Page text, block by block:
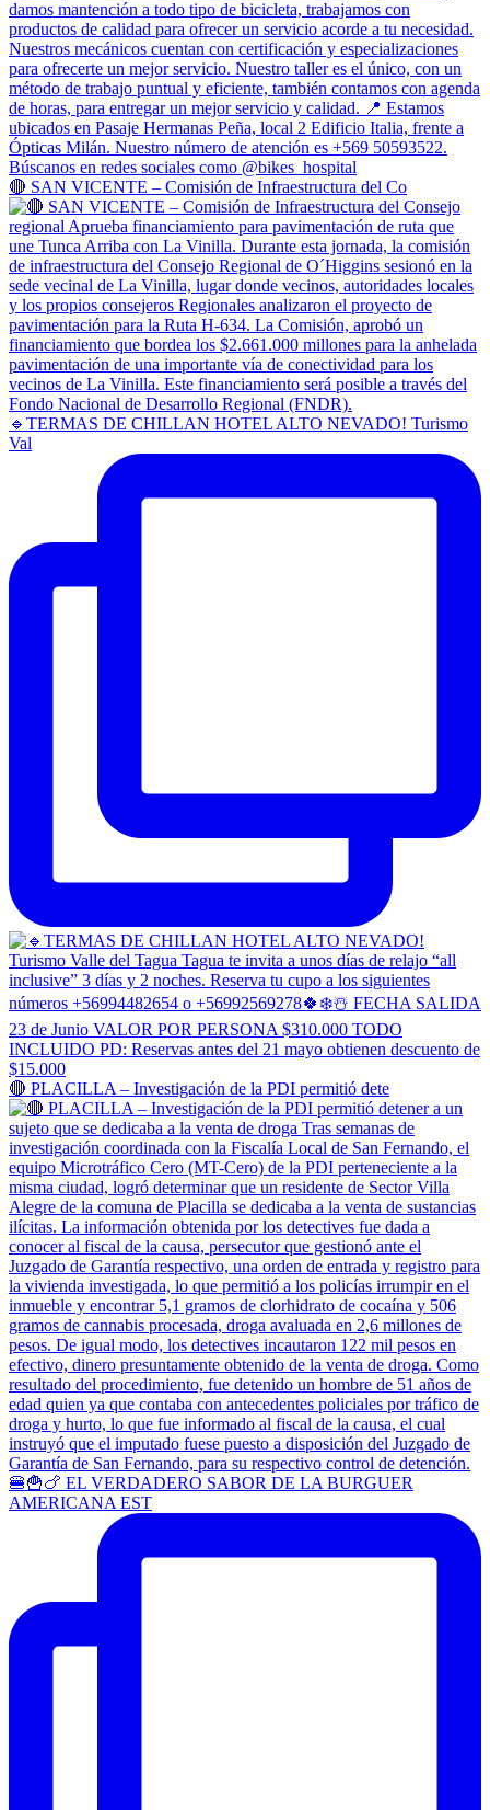
🔴 SAN VICENTE – Comisión de Infraestructura del Co
🔹TERMAS DE CHILLAN HOTEL ALTO NEVADO! Turismo
Val
🔴 PLACILLA – Investigación de la PDI permitió dete
🍔🍟🍗 EL VERDADERO SABOR DE LA BURGUER
AMERICANA EST